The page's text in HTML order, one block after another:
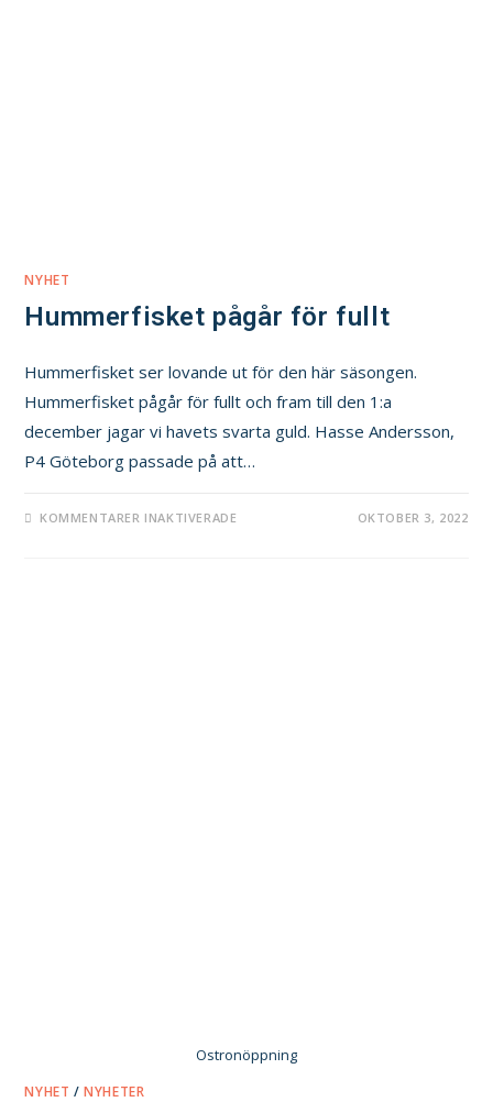
NYHET
Hummerfisket pågår för fullt
Hummerfisket ser lovande ut för den här säsongen.
Hummerfisket pågår för fullt och fram till den 1:a
december jagar vi havets svarta guld. Hasse Andersson,
P4 Göteborg passade på att…
KOMMENTARER INAKTIVERADE OKTOBER 3, 2022
Ostronöppning
NYHET /NYHETER